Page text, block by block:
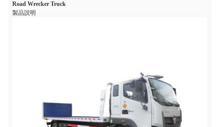
Road Wrecker Truck
製品説明